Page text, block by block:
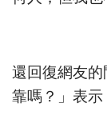
還回復網友
靠嗎？」表示